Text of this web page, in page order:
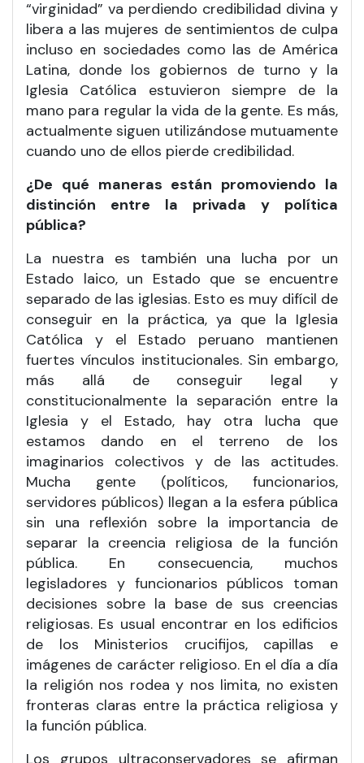
“virginidad” va perdiendo credibilidad divina y
libera a las mujeres de sentimientos de culpa
incluso en sociedades como las de América
Latina, donde los gobiernos de turno y la
Iglesia Católica estuvieron siempre de la
mano para regular la vida de la gente. Es más,
actualmente siguen utilizándose mutuamente
cuando uno de ellos pierde credibilidad.
¿De qué maneras están promoviendo la
distinción entre la privada y política
pública?
La nuestra es también una lucha por un
Estado laico, un Estado que se encuentre
separado de las iglesias. Esto es muy difícil de
conseguir en la práctica, ya que la Iglesia
Católica y el Estado peruano mantienen
fuertes vínculos institucionales. Sin embargo,
más allá de conseguir legal y
constitucionalmente la separación entre la
Iglesia y el Estado, hay otra lucha que
estamos dando en el terreno de los
imaginarios colectivos y de las actitudes.
Mucha gente (políticos, funcionarios,
servidores públicos) llegan a la esfera pública
sin una reflexión sobre la importancia de
separar la creencia religiosa de la función
pública. En consecuencia, muchos
legisladores y funcionarios públicos toman
decisiones sobre la base de sus creencias
religiosas. Es usual encontrar en los edificios
de los Ministerios crucifijos, capillas e
imágenes de carácter religioso. En el día a día
la religión nos rodea y nos limita, no existen
fronteras claras entre la práctica religiosa y
la función pública.
Los grupos ultraconservadores se afirman